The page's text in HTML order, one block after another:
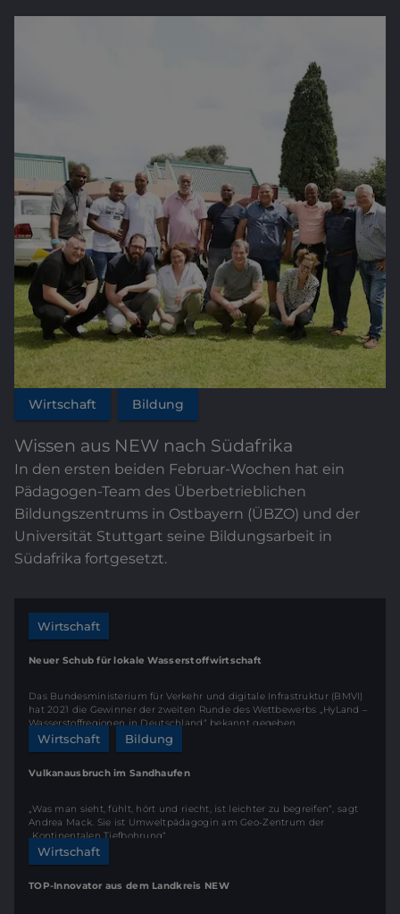
Wirtschaft Bildung
Wissen aus NEW nach Südafrika
In den ersten beiden Februar-Wochen hat ein
Pädagogen-Team des Überbetrieblichen
Bildungszentrums in Ostbayern (ÜBZO) und der
Universität Stuttgart seine Bildungsarbeit in
Südafrika fortgesetzt.
Wirtschaft
Neuer Schub für lokale Wasserstoffwirtschaft
Das Bundesministerium für Verkehr und digitale Infrastruktur (BMVI)
hat 2021 die Gewinner der zweiten Runde des Wettbewerbs „HyLand –
Wasserstoffregionen in Deutschland“ bekannt gegeben.
Wirtschaft Bildung
Vulkanausbruch im Sandhaufen
„Was man sieht, fühlt, hört und riecht, ist leichter zu begreifen“, sagt
Andrea Mack. Sie ist Umweltpädagogin am Geo-Zentrum der
„Kontinentalen Tiefbohrung“.
Wirtschaft
TOP-Innovator aus dem Landkreis NEW